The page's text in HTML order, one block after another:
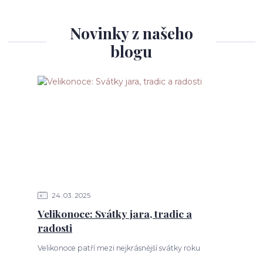
Novinky z našeho
blogu
24 03 2025
Velikonoce: Svátky jara, tradic a
radosti
Velikonoce patří mezi nejkrásnější svátky roku